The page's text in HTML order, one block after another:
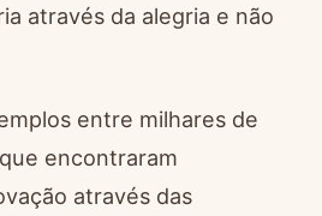
através da alegria e não
entre milhares de
encontraram
através das